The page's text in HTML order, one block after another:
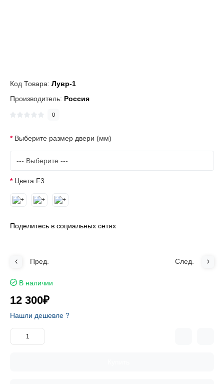
Код Товара: Лувр-1
Производитель: Россия
0
Выберите размер двери (мм)
Цвета F3
Поделитесь в социальных сетях
Пред. След.
В наличии
12 300₽
Нашли дешевле ?